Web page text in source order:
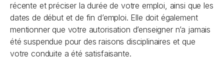
récente et préciser la durée de votre emploi, ainsi que les
dates de début et de fin d’emploi. Elle doit également
mentionner que votre autorisation d’enseigner n’a jamais
été suspendue pour des raisons disciplinaires et que
votre conduite a été satisfaisante.